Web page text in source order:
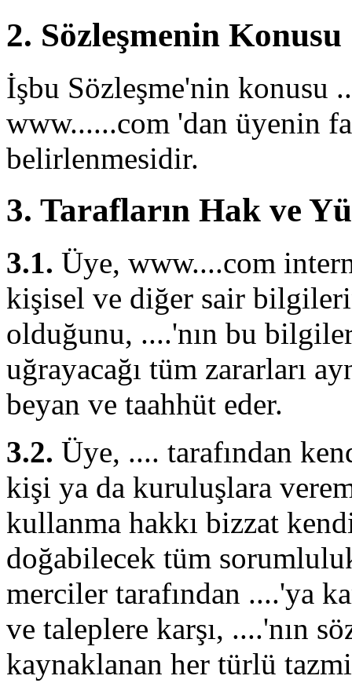
2. Sözleşmenin Konusu
İşbu Sözleşme'nin konusu
www......com 'dan üyenin
belirlenmesidir.
3. Tarafların Hak ve
3.1. Üye, www....com
kişisel ve diğer sair
olduğunu, ....'nın bu
uğrayacağı tüm zararları
beyan ve taahhüt eder.
3.2. Üye, .... tarafından
kişi ya da kuruluşlara
kullanma hakkı bizzat
doğabilecek tüm
merciler tarafından ....'ya
ve taleplere karşı, ....'nın
kaynaklanan her türlü